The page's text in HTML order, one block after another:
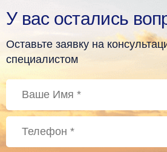
У вас остались
Оставьте заявку на
специалистом